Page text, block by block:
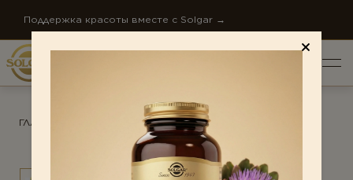
Поддержка красоты вместе с Solgar →
ПО НАПРАВЛЕНИЯМ
ГЛАВНАЯ АНТИСТРЕСС